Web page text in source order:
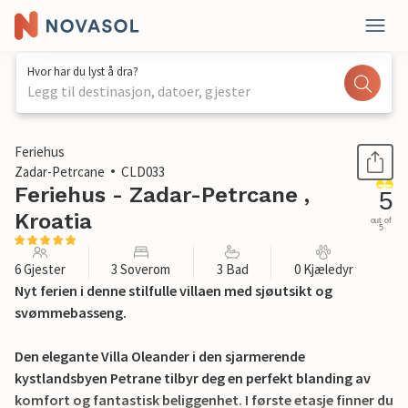
Hvor har du lyst å dra?
Legg til destinasjon, datoer, gjester
1 / 35
Feriehus
Zadar-Petrcane
CLD033
Feriehus - Zadar-Petrcane ,
Kroatia
5
out of
5
6 Gjester 3 Soverom 3 Bad 0 Kjæledyr
Nyt ferien i denne stilfulle villaen med sjøutsikt og
svømmebasseng.
Den elegante Villa Oleander i den sjarmerende
kystlandsbyen Petrane tilbyr deg en perfekt blanding av
komfort og fantastisk beliggenhet. I første etasje finner du